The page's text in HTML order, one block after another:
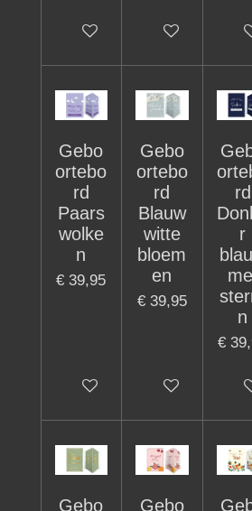
In winkelwagenIn winkelwagen
In
Gebo
ortebo
rd
Paars
wolke
n
€ 39,95
In winkelwagen
Gebo
ortebo
rd
Blauw
witte
bloem
en
€ 39,95
In winkelwagen
rd
r
n
€
In
Gebo Gebo